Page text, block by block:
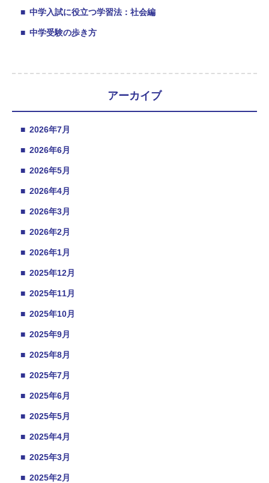
■ 中学入試に役立つ学習法：社会編
■ 中学受験の歩き方
アーカイブ
■ 2026年7月
■ 2026年6月
■ 2026年5月
■ 2026年4月
■ 2026年3月
■ 2026年2月
■ 2026年1月
■ 2025年12月
■ 2025年11月
■ 2025年10月
■ 2025年9月
■ 2025年8月
■ 2025年7月
■ 2025年6月
■ 2025年5月
■ 2025年4月
■ 2025年3月
■ 2025年2月